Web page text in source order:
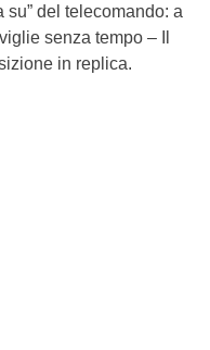
su” del telecomando: a
senza tempo – Il
in replica.